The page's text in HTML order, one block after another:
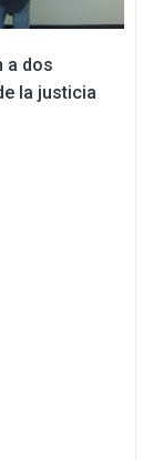
a dos
la justicia